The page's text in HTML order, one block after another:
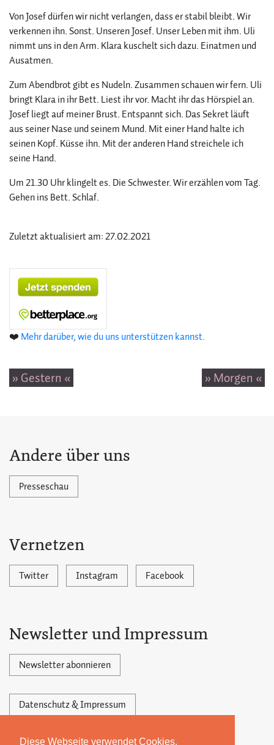
Diese Webseite verwendet Cookies.
Von Josef dürfen wir nicht verlangen, dass er stabil bleibt. Wir
verkennen ihn. Sonst. Unseren Josef. Unser Leben mit ihm. Uli
nimmt uns in den Arm. Klara kuschelt sich dazu. Einatmen und
Ausatmen.
Zum Abendbrot gibt es Nudeln. Zusammen schauen wir fern. Uli
bringt Klara in ihr Bett. Liest ihr vor. Macht ihr das Hörspiel an.
Josef liegt auf meiner Brust. Entspannt sich. Das Sekret läuft
aus seiner Nase und seinem Mund. Mit einer Hand halte ich
seinen Kopf. Küsse ihn. Mit der anderen Hand streichele ich
seine Hand.
Um 21.30 Uhr klingelt es. Die Schwester. Wir erzählen vom Tag.
Gehen ins Bett. Schlaf.
Zuletzt aktualisiert am: 27.02.2021
❤️ Mehr darüber, wie du uns unterstützen kannst.
» Gestern « » Morgen «
Andere über uns
Presseschau
Vernetzen
Twitter Instagram Facebook
Newsletter und Impressum
Newsletter abonnieren
Datenschutz & Impressum